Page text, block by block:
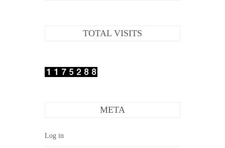
TOTAL VISITS
META
Log in